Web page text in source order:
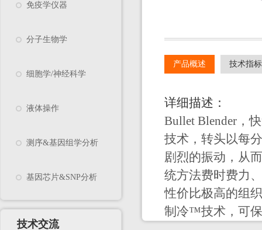
免疫学仪器
分子生物学
细胞学/神经科学
液体操作
测序&基因组学分析
基因芯片&SNP分析
技术交流
产品概述 技术指
详细描述：
Bullet Blender，
技术，转头以每
剧烈的振动，从
统方法费时费力
性价比极高的组
制冷™技术，可